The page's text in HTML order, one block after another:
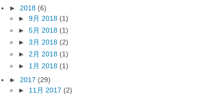
► 2018 (6)
► 9月 2018 (1)
► 5月 2018 (1)
► 3月 2018 (2)
► 2月 2018 (1)
► 1月 2018 (1)
► 2017 (29)
► 11月 2017 (2)